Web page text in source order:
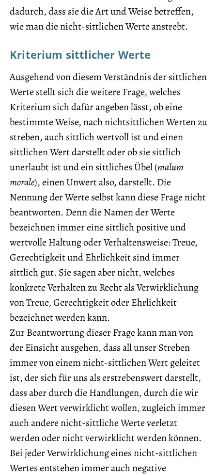
dadurch, dass sie die Art und Weise betreffen,
wie man die nicht-sittlichen Werte anstrebt.
Kriterium sittlicher Werte
Ausgehend von diesem Verständnis der sittlichen
Werte stellt sich die weitere Frage, welches
Kriterium sich dafür angeben lässt, ob eine
bestimmte Weise, nach nichtsittlichen Werten zu
streben, auch sittlich wertvoll ist und einen
sittlichen Wert darstellt oder ob sie sittlich
unerlaubt ist und ein sittliches Übel (malum
morale), einen Unwert also, darstellt. Die
Nennung der Werte selbst kann diese Frage nicht
beantworten. Denn die Namen der Werte
bezeichnen immer eine sittlich positive und
wertvolle Haltung oder Verhaltensweise: Treue,
Gerechtigkeit und Ehrlichkeit sind immer
sittlich gut. Sie sagen aber nicht, welches
konkrete Verhalten zu Recht als Verwirklichung
von Treue, Gerechtigkeit oder Ehrlichkeit
bezeichnet werden kann.
Zur Beantwortung dieser Frage kann man von
der Einsicht ausgehen, dass all unser Streben
immer von einem nicht-sittlichen Wert geleitet
ist, der sich für uns als erstrebenswert darstellt,
dass aber durch die Handlungen, durch die wir
diesen Wert verwirklicht wollen, zugleich immer
auch andere nicht-sittliche Werte verletzt
werden oder nicht verwirklicht werden können.
Bei jeder Verwirklichung eines nicht-sittlichen
Wertes entstehen immer auch negative